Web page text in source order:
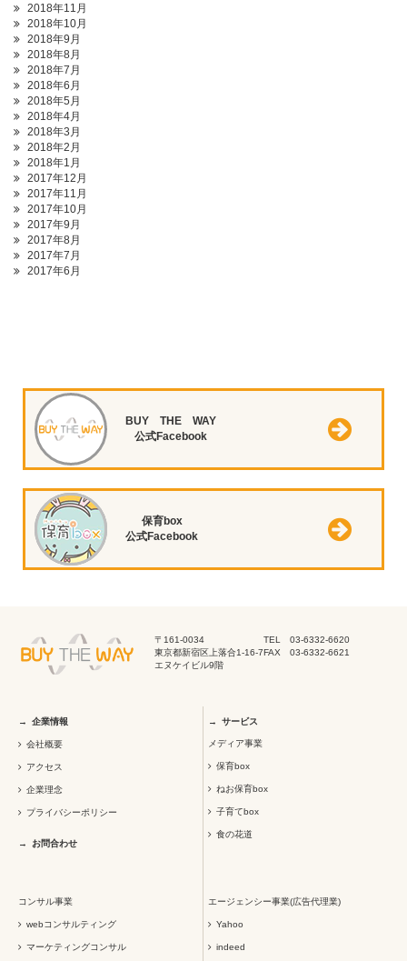
2018年11月
2018年10月
2018年9月
2018年8月
2018年7月
2018年6月
2018年5月
2018年4月
2018年3月
2018年2月
2018年1月
2017年12月
2017年11月
2017年10月
2017年9月
2017年8月
2017年7月
2017年6月
BUY THE WAY
公式Facebook
保育box
公式Facebook
〒161-0034
東京都新宿区上落合1-16-7
エヌケイビル9階
TEL 03-6332-6620
FAX 03-6332-6621
企業情報
会社概要
アクセス
企業理念
プライバシーポリシー
お問合わせ
サービス
メディア事業
保育box
ねお保育box
子育てbox
食の花道
コンサル事業
webコンサルティング
マーケティングコンサル
エージェンシー事業(広告代理業)
Yahoo
indeed